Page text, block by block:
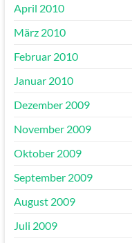
April 2010
März 2010
Februar 2010
Januar 2010
Dezember 2009
November 2009
Oktober 2009
September 2009
August 2009
Juli 2009